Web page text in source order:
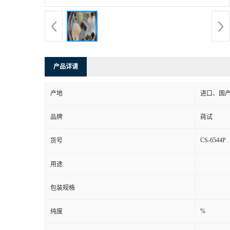
产品详请
产地 进口、国
品牌 莼试
货号 CS-6544P
用途
包装规格
纯度 %